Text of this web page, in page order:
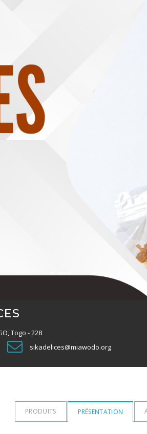
Togo - 228
sikadelices@miawodo.org
PRODUITS PRÉSENTATION